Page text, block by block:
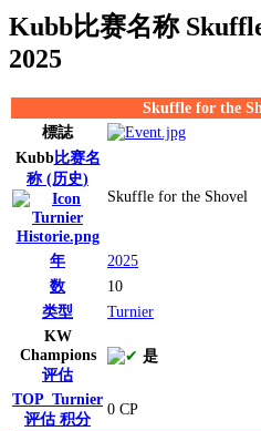
Kubb比赛名称
2025
Skuffle for the
標誌
Kubb比赛名
称(历史)
Skuffle for the Shovel
年
2025
数
10
类型
Turnier
KW
Champions
评估
是
TOP_Turnier
评估积分
0 CP